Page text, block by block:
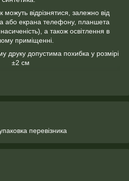
можуть відрізнятися, залежно від
або екрана телефону, планшета
а також освітлення в
приміщенні.
допустима похибка у розмірі
±2 см
перевізника